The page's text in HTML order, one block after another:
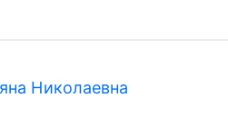
Николаевна